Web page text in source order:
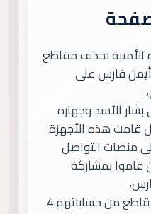
الأمنية بحذف مقاطع
فارس على
الأسد وجهازه
قامت هذه الأجهزة
منصات التواصل
قاموا بمشاركة
من حساباتهم.4